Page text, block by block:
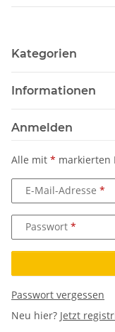
Kategorien
Informationen
Anmelden
Alle mit * markierten
E-Mail-Adresse
Passwort
Passwort vergessen
Neu hier? Jetzt